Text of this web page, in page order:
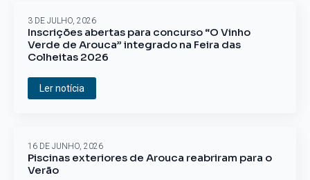
Inscrições abertas para concurso “O Vinho
Verde de Arouca” integrado na Feira das
Colheitas 2026
3 DE JULHO, 2026
Ler notícia
Piscinas exteriores de Arouca reabriram para o
Verão
16 DE JUNHO, 2026